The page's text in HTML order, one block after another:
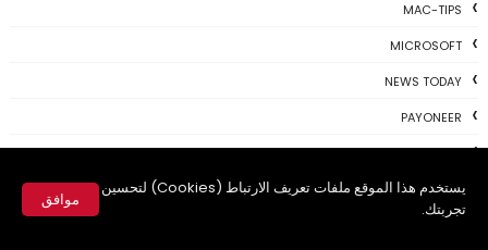
يستخدم هذا الموقع ملفات تعريف الارتباط (Cookies) لتحسين
تجربتك.
موافق
MAC-TIPS
MICROSOFT
NEWS TODAY
PAYONEER
PHOTOSHOP
PROGRAMING